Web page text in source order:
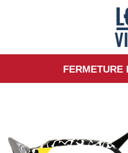
FERMETURE